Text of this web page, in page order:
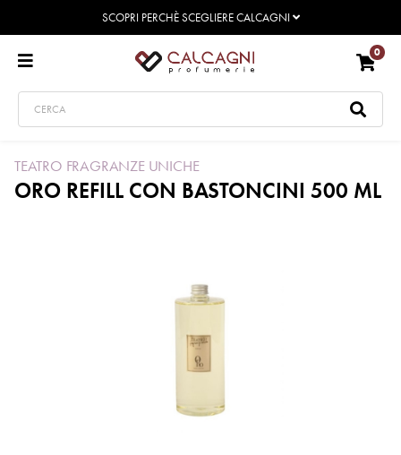
SCOPRI PERCHÈ SCEGLIERE CALCAGNI
0
TEATRO FRAGRANZE UNICHE
ORO REFILL CON BASTONCINI 500 ML